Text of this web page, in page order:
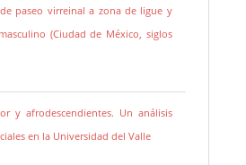
paseo virreinal a zona de ligue y
(Ciudad de México, siglos
y afrodescendientes. Un análisis
en la Universidad del Valle